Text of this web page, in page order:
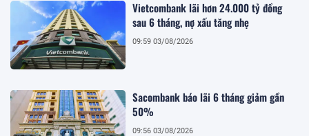
Vietcombank lãi hơn 24.000 tỷ đồng
sau 6 tháng, nợ xấu tăng nhẹ
09:59 03/08/2026
Sacombank báo lãi 6 tháng giảm gần
50%
09:56 03/08/2026